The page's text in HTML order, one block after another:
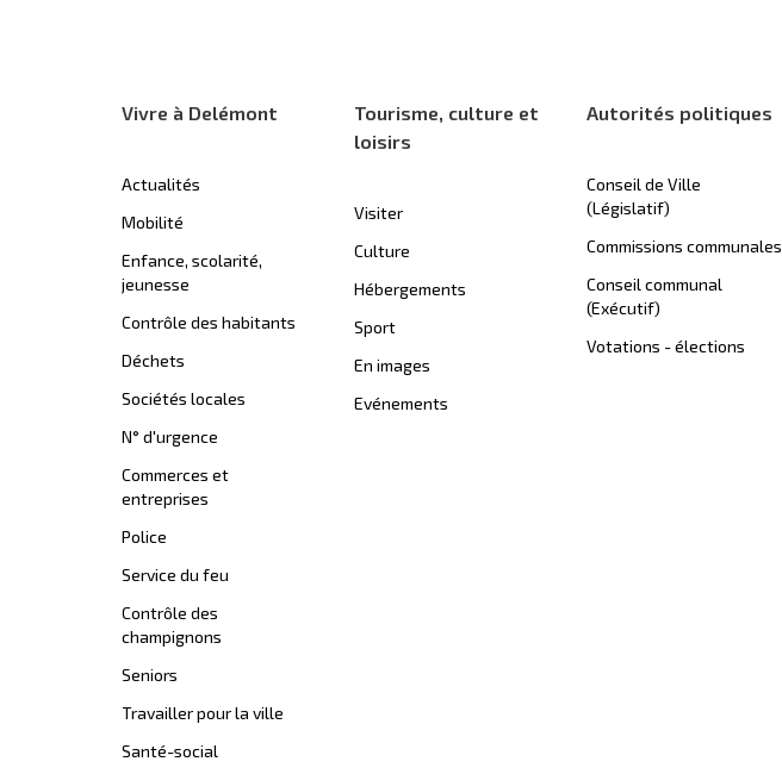
Vivre à Delémont
Actualités
Mobilité
Enfance, scolarité,
jeunesse
Contrôle des habitants
Déchets
Sociétés locales
N° d'urgence
Commerces et
entreprises
Police
Service du feu
Contrôle des
champignons
Seniors
Travailler pour la ville
Santé-social
Tourisme, culture et
loisirs
Visiter
Culture
Hébergements
Sport
En images
Evénements
Autorités politiques
Conseil de Ville
(Législatif)
Commissions communales
Conseil communal
(Exécutif)
Votations - élections